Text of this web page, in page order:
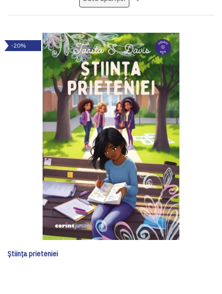
-20%
Știința prieteniei